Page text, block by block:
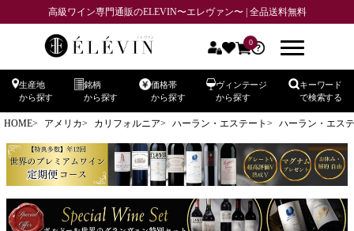
高級ワイン専門通販のELEVIN〜エレヴァン〜 | 全品送料無料
0
生産地
から探す
銘柄
から探す
価格帯
から探す
ヴィンテージ
から探す
キーワード
で検索する
HOME アメリカ カリフォルニア ハーラン・エステート ハーラン・エス